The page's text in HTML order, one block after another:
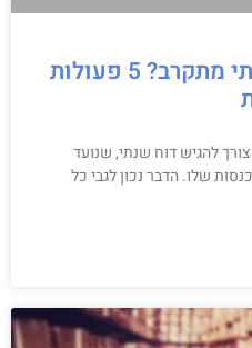
זמן הגשת הדוח השנתי מתקרב? 5 פעולות
להגיש דוח שנתי, שנועד
שלו. הדבר נכון לגבי כל